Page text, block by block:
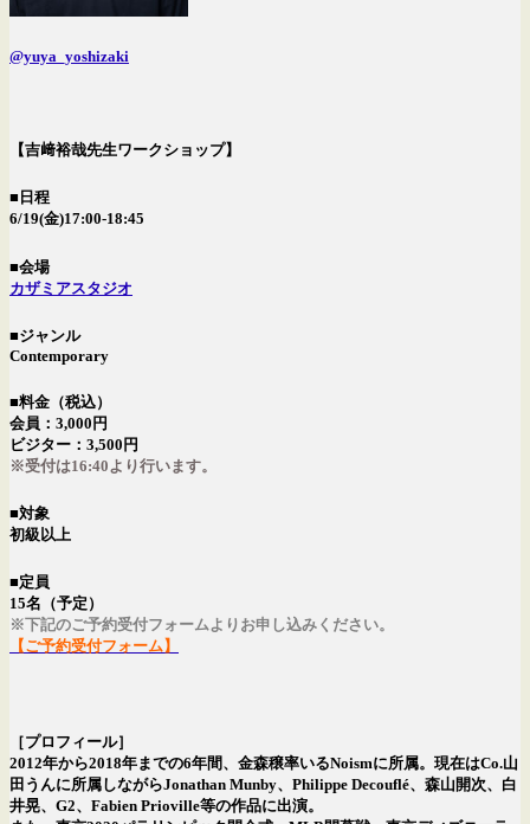
@yuya_yoshizaki
【吉﨑裕哉先生ワークショップ】
■日程
6/19(金)17:00-18:45
■会場
カザミアスタジオ
■ジャンル
Contemporary
■料金（税込）
会員：3,000円
ビジター：3,500円
※受付は16:40より行います。
■対象
初級以上
■定員
15名（予定）
※下記のご予約受付フォームよりお申し込みください。
【ご予約受付フォーム】
［プロフィール］
2012年から2018年までの6年間、金森穣率いるNoismに所属。現在はCo.山
田うんに所属しながらJonathan Munby、Philippe Decouflé、森山開次、白
井晃、G2、Fabien Prioville等の作品に出演。